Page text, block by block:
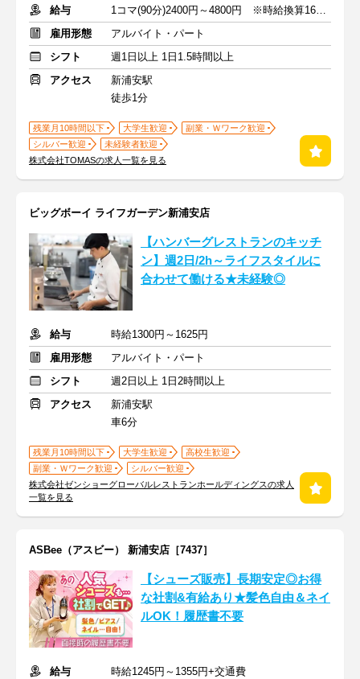
給与
1コマ(90分)2400円～4800円 ※時給換算1600円～3200円
雇用形態
アルバイト・パート
シフト
週1日以上 1日1.5時間以上
アクセス
新浦安駅
徒歩1分
残業月10時間以下 大学生歓迎
副業・Ｗワーク歓迎
シルバー歓迎
未経験者歓迎
株式会社TOMASの求人一覧を見る
ビッグボーイ ライフガーデン新浦安店
【ハンバーグレストランのキッチ
ン】週2日/2h～ライフスタイルに
合わせて働ける★未経験◎
給与
時給1300円～1625円
雇用形態
アルバイト・パート
シフト
週2日以上 1日2時間以上
アクセス
新浦安駅
車6分
残業月10時間以下 大学生歓迎
高校生歓迎
副業・Ｗワーク歓迎
シルバー歓迎
株式会社ゼンショーグローバルレストランホールディングスの求人
一覧を見る
ASBee（アスビー） 新浦安店［7437］
【シューズ販売】長期安定◎お得
な社割&有給あり★髪色自由＆ネイ
ルOK！履歴書不要
給与
時給1245円～1355円+交通費